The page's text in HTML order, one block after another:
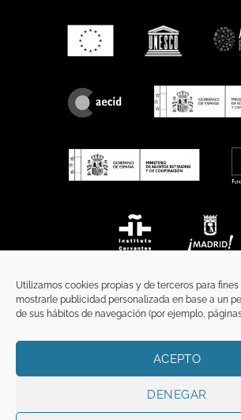
Utilizamos cookies propias y de terceros para
mostrarle publicidad personalizada en base a un
de sus hábitos de navegación (por ejemplo,
ACEPTO
DENEGAR
TÉRMINOS Y CONDICIONES
Copyright 2026 ©FunciFUNCI es titular de los